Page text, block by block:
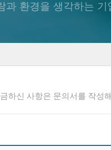
과 환경을 생각하는 기
하신 사항은 문의서를 작성